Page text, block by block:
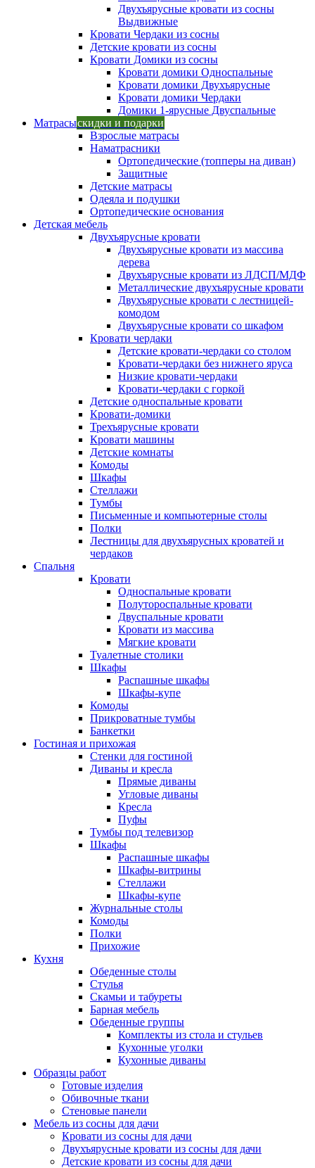
Двухъярусные кровати из сосны
Выдвижные
Кровати Чердаки из сосны
Детские кровати из сосны
Кровати Домики из сосны
Кровати домики Односпальные
Кровати домики Двухъярусные
Кровати домики Чердаки
Домики 1-ярусные Двуспальные
Матрасыскидки и подарки
Взрослые матрасы
Наматрасники
Ортопедические (топперы на диван)
Защитные
Детские матрасы
Одеяла и подушки
Ортопедические основания
Детская мебель
Двухъярусные кровати
Двухъярусные кровати из массива
дерева
Двухъярусные кровати из ЛДСП/МДФ
Металлические двухъярусные кровати
Двухъярусные кровати с лестницей-
комодом
Двухъярусные кровати со шкафом
Кровати чердаки
Детские кровати-чердаки со столом
Кровати-чердаки без нижнего яруса
Низкие кровати-чердаки
Кровати-чердаки с горкой
Детские односпальные кровати
Кровати-домики
Трехъярусные кровати
Кровати машины
Детские комнаты
Комоды
Шкафы
Стеллажи
Тумбы
Письменные и компьютерные столы
Полки
Лестницы для двухъярусных кроватей и
чердаков
Спальня
Кровати
Односпальные кровати
Полутороспальные кровати
Двуспальные кровати
Кровати из массива
Мягкие кровати
Туалетные столики
Шкафы
Распашные шкафы
Шкафы-купе
Комоды
Прикроватные тумбы
Банкетки
Гостиная и прихожая
Стенки для гостиной
Диваны и кресла
Прямые диваны
Угловые диваны
Кресла
Пуфы
Тумбы под телевизор
Шкафы
Распашные шкафы
Шкафы-витрины
Стеллажи
Шкафы-купе
Журнальные столы
Комоды
Полки
Прихожие
Кухня
Обеденные столы
Стулья
Скамьи и табуреты
Барная мебель
Обеденные группы
Комплекты из стола и стульев
Кухонные уголки
Кухонные диваны
Образцы работ
Готовые изделия
Обивочные ткани
Стеновые панели
Мебель из сосны для дачи
Кровати из сосны для дачи
Двухъярусные кровати из сосны для дачи
Детские кровати из сосны для дачи